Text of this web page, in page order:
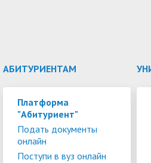
АБИТУРИЕНТАМ
Платформа
"Абитуриент"
Подать документы
онлайн
Поступи в вуз онлайн